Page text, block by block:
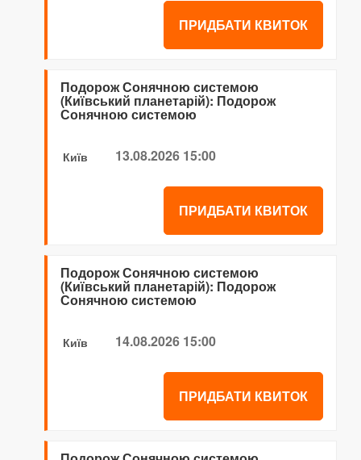
ПРИДБАТИ КВИТОК
Подорож Сонячною системою
(Київський планетарій): Подорож
Сонячною системою
Київ 13.08.2026 15:00
ПРИДБАТИ КВИТОК
Подорож Сонячною системою
(Київський планетарій): Подорож
Сонячною системою
Київ 14.08.2026 15:00
ПРИДБАТИ КВИТОК